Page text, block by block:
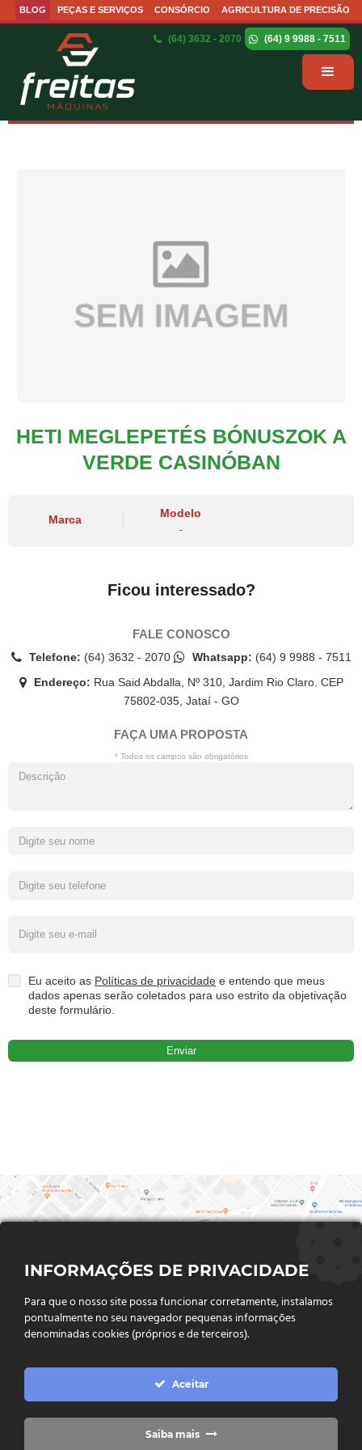
BLOG PEÇAS E SERVIÇOS CONSÓRCIO AGRICULTURA DE PRECISÃO
(64) 3632 - 2070 (64) 9 9988 - 7511
HETI MEGLEPETÉS BÓNUSZOK A
VERDE CASINÓBAN
Marca
Modelo
-
Ficou interessado?
FALE CONOSCO
Telefone: (64) 3632 - 2070 Whatsapp: (64) 9 9988 - 7511
Endereço: Rua Said Abdalla, Nº 310, Jardim Rio Claro. CEP
75802-035, Jataí - GO
FAÇA UMA PROPOSTA
* Todos os campos são obrigatórios
Eu aceito as Políticas de privacidade e entendo que meus
dados apenas serão coletados para uso estrito da objetivação
deste formulário.
FALE CONOSCO
Endereço:Rua Said Abdalla, Nº 310, Jardim Rio Claro. CEP
75802-035, Jataí - GO
(64) 3632 - 2070
INFORMAÇÕES DE PRIVACIDADE
Para que o nosso site possa funcionar corretamente, instalamos
pontualmente no seu navegador pequenas informações
denominadas cookies (próprios e de terceiros).
Aceitar
Saiba mais